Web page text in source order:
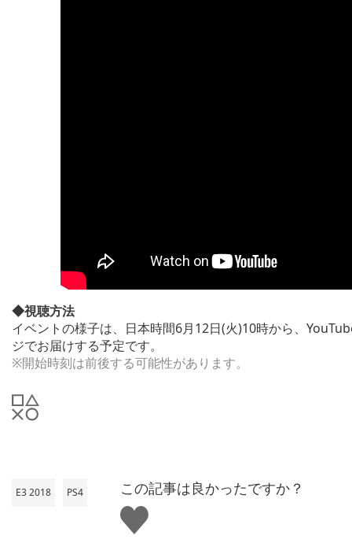
◆視聴方法
イベントの様子は、日本時間6月12日(火)10時から、
ジでお届けする予定です。
※開始時刻は前後する可能性があります。
E3 2018 PS4
この記事は良かったですか？
い
い